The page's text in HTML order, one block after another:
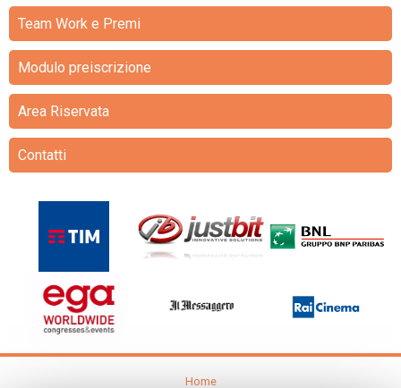
Team Work e Premi
Modulo preiscrizione
Area Riservata
Contatti
Home